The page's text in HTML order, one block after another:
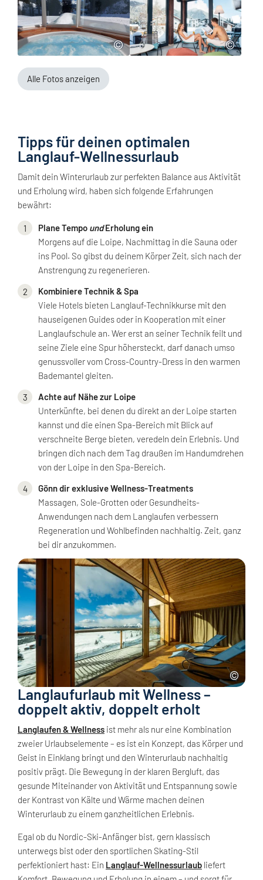
Alle Fotos anzeigen
Tipps für deinen optimalen
Langlauf-Wellnessurlaub
Damit dein Winterurlaub zur perfekten Balance aus Aktivität
und Erholung wird, haben sich folgende Erfahrungen
bewährt:
Plane Tempo undErholung ein
Morgens auf die Loipe, Nachmittag in die Sauna oder
ins Pool. So gibst du deinem Körper Zeit, sich nach der
Anstrengung zu regenerieren.
Kombiniere Technik & Spa
Viele Hotels bieten Langlauf-Technikkurse mit den
hauseigenen Guides oder in Kooperation mit einer
Langlaufschule an. Wer erst an seiner Technik feilt und
seine Ziele eine Spur höhersteckt, darf danach umso
genussvoller vom Cross-Country-Dress in den warmen
Bademantel gleiten.
Achte auf Nähe zur Loipe
Unterkünfte, bei denen du direkt an der Loipe starten
kannst und die einen Spa-Bereich mit Blick auf
verschneite Berge bieten, veredeln dein Erlebnis. Und
bringen dich nach dem Tag draußen im Handumdrehen
von der Loipe in den Spa-Bereich.
Gönn dir exklusive Wellness-Treatments
Massagen, Sole-Grotten oder Gesundheits-
Anwendungen nach dem Langlaufen verbessern
Regeneration und Wohlbefinden nachhaltig. Zeit, ganz
bei dir anzukommen.
Langlaufurlaub mit Wellness –
doppelt aktiv, doppelt erholt
Langlaufen & Wellness ist mehr als nur eine Kombination
zweier Urlaubselemente – es ist ein Konzept, das Körper und
Geist in Einklang bringt und den Winterurlaub nachhaltig
positiv prägt. Die Bewegung in der klaren Bergluft, das
gesunde Miteinander von Aktivität und Entspannung sowie
der Kontrast von Kälte und Wärme machen deinen
Winterurlaub zu einem ganzheitlichen Erlebnis.
Egal ob du Nordic-Ski-Anfänger bist, gern klassisch
unterwegs bist oder den sportlichen Skating-Stil
perfektioniert hast: Ein Langlauf-Wellnessurlaub liefert